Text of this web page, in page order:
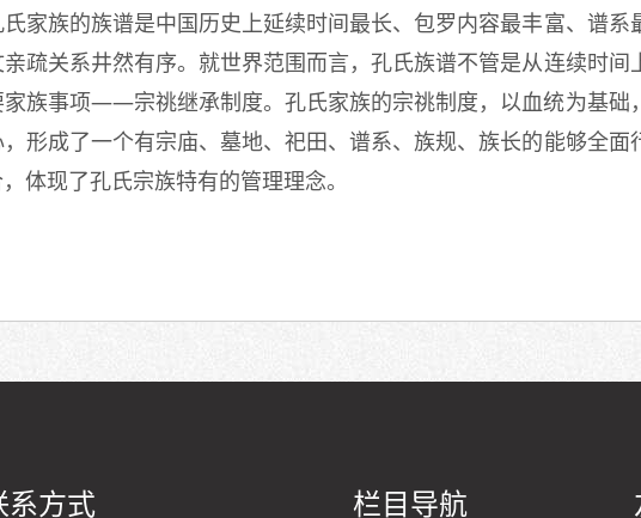
家族的族谱是中国历史上延续时间最长、包罗内容最丰富、谱系
疏关系井然有序。就世界范围而言，孔氏族谱不管是从连续时
族事项——宗祧继承制度。孔氏家族的宗祧制度，以血统为基础
形成了一个有宗庙、墓地、祀田、谱系、族规、族长的能够全面
体现了孔氏宗族特有的管理理念。
系方式 栏目导航